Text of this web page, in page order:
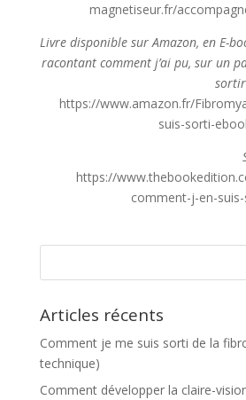
magnetiseur.fr/
Livre disponible sur Amazon, en E-
racontant comment j’ai pu, sur un
https://www.amazon.fr/
suis-sorti-
https://
comment-j-en-
Articles récents
Comment je me suis sorti de la
technique)
Comment développer la claire-